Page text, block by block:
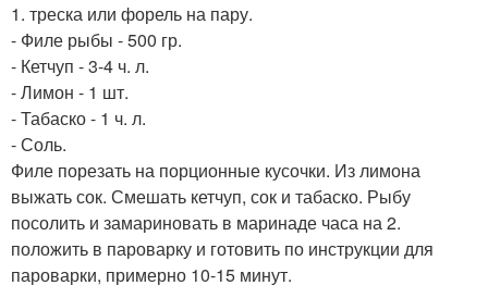
1. треска или форель на пару.
- Филе рыбы - 500 гр.
- Кетчуп - 3-4 ч. л.
- Лимон - 1 шт.
- Табаско - 1 ч. л.
- Соль.
Филе порезать на порционные кусочки. Из лимона
выжать сок. Смешать кетчуп, сок и табаско. Рыбу
посолить и замариновать в маринаде часа на 2.
положить в пароварку и готовить по инструкции для
пароварки, примерно 10-15 минут.